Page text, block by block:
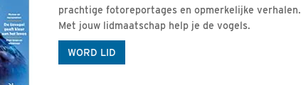
prachtige fotoreportages en opmerkelijke verhalen.
Met jouw lidmaatschap help je de vogels.
WORD LID